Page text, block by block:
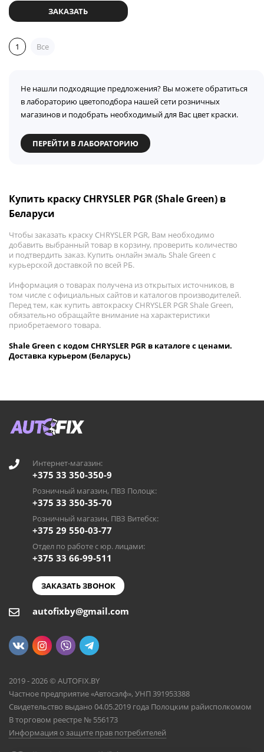
ЗАКАЗАТЬ
1 Все
Не нашли подходящие предложения? Вы можете обратиться
в лабораторию цветоподбора нашей сети розничных
магазинов и подобрать необходимый для Вас цвет краски.
ПЕРЕЙТИ В ЛАБОРАТОРИЮ
Купить краску CHRYSLER PGR (Shale Green) в
Беларуси
Чтобы заказать краску CHRYSLER PGR, Вам необходимо
добавить выбранный товар в корзину, проверить количество
и подтвердить заказ. Купить онлайн эмаль Shale Green с
курьерской доставкой по всей РБ.
Информация о товарах получена из открытых источников, в
том числе с официальных сайтов и каталогов производителей.
Перед тем, как купить автокраску CHRYSLER PGR Shale Green,
обязательно обращайте внимание на характеристики
приобретаемого товара.
Shale Green с кодом CHRYSLER PGR в каталоге с ценами.
Доставка курьером (Беларусь)
Интернет-магазин:
+375 33 350-350-9
Розничный магазин, ПВЗ Полоцк:
+375 33 350-35-70
Розничный магазин, ПВЗ Витебск:
+375 29 550-03-77
Отдел по работе с юр. лицами:
+375 33 66-99-511
ЗАКАЗАТЬ ЗВОНОК
autofixby@gmail.com
2019 - 2026 © AUTOFIX.BY
Частное предприятие «Автосэлф», УНП 391953388
Свидетельство выдано 04.05.2019 года Полоцким райисполкомом
В торговом реестре № 556173
Информация о защите прав потребителей